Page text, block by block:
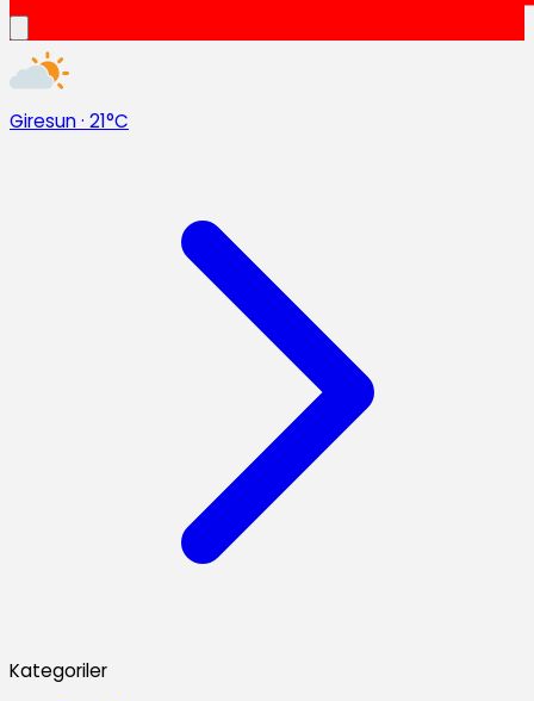
Giresun· 21°C
Kategoriler